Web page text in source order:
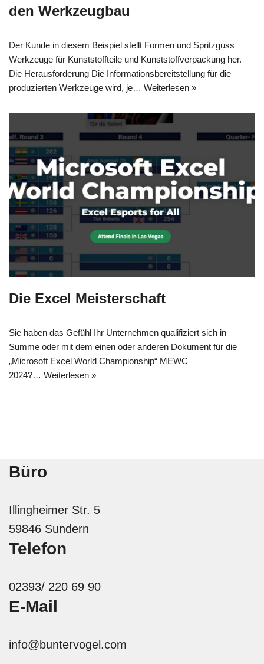
den Werkzeugbau
Der Kunde in diesem Beispiel stellt Formen und Spritzguss
Werkzeuge für Kunststoffteile und Kunststoffverpackung her.
Die Herausforderung Die Informationsbereitstellung für die
produzierten Werkzeuge wird, je… Weiterlesen »
Die Excel Meisterschaft
Sie haben das Gefühl Ihr Unternehmen qualifiziert sich in
Summe oder mit dem einen oder anderen Dokument für die
„Microsoft Excel World Championship“ MEWC
2024?… Weiterlesen »
Büro
Illingheimer Str. 5
59846 Sundern
Telefon
02393/ 220 69 90
E-Mail
info@buntervogel.com